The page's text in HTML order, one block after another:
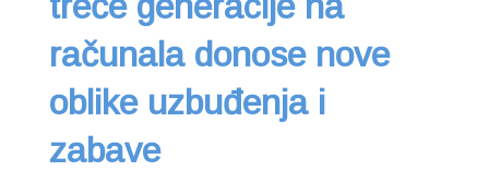
računala donose nove
oblike uzbuđenja i
zabave